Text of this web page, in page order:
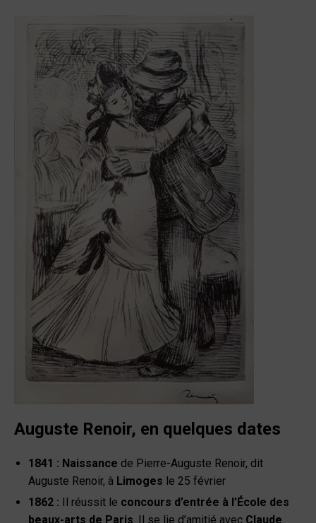
Auguste Renoir, en quelques dates
1841 : Naissance de Pierre-Auguste Renoir, dit
Auguste Renoir, à Limoges le 25 février
1862 : Il réussit le concours d’entrée à l’École des
beaux-arts de Paris. Il se lie d’amitié avec Claude